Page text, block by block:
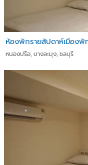
ห้องพักรายสัปดาห์เมืองพั
หนองปรือ, บางละมุง, ชลบุรี